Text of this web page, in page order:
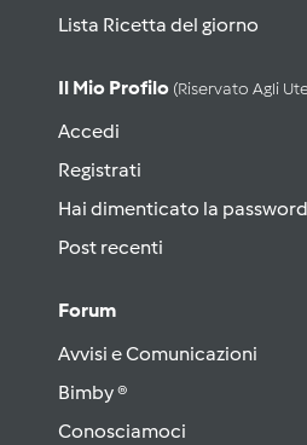
Lista Ricetta del giorno
Il Mio Profilo (riservato Agli
Accedi
Registrati
Hai dimenticato la
Post recenti
Forum
Avvisi e Comunicazioni
Bimby ®
Conosciamoci